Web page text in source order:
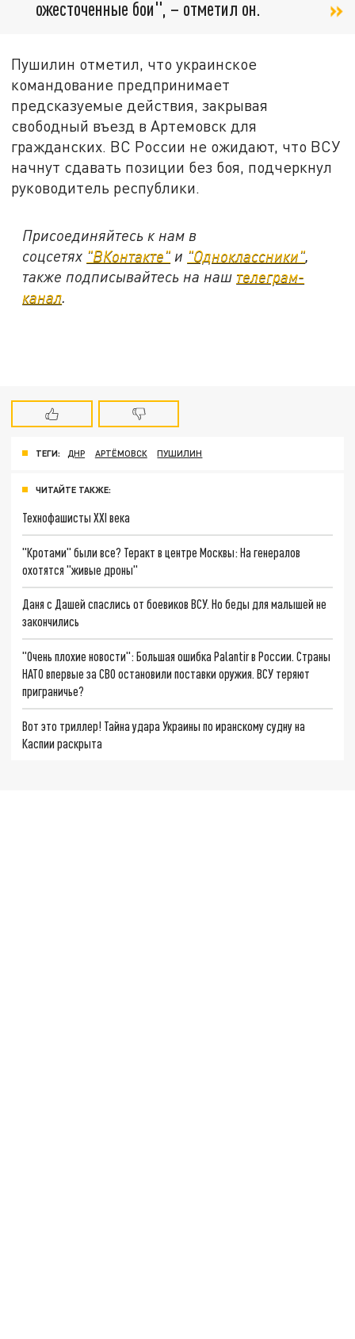
ожесточенные бои", – отметил он.
Пушилин отметил, что украинское
командование предпринимает
предсказуемые действия, закрывая
свободный въезд в Артемовск для
гражданских. ВС России не ожидают, что ВСУ
начнут сдавать позиции без боя, подчеркнул
руководитель республики.
Присоединяйтесь к нам в
соцсетях "ВКонтакте" и "Одноклассники",
также подписывайтесь на наш телеграм-
канал.
ТЕГИ: ДНР АРТЁМОВСК ПУШИЛИН
ЧИТАЙТЕ ТАКЖЕ:
Технофашисты XXI века
"Кротами" были все? Теракт в центре Москвы: На генералов
охотятся "живые дроны"
Даня с Дашей спаслись от боевиков ВСУ. Но беды для малышей не
закончились
"Очень плохие новости": Большая ошибка Palantir в России. Страны
НАТО впервые за СВО остановили поставки оружия. ВСУ теряют
приграничье?
Вот это триллер! Тайна удара Украины по иранскому судну на
Каспии раскрыта